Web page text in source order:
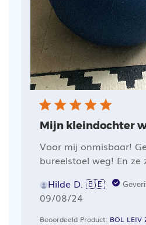
Mijn kleindochter
Voor mij onmisbaar!
bureelstoel weg! En ze
Hilde D. 🇧🇪
Publicatiedatum
09/08/24
Beoordeeld Product: BOL LEIV